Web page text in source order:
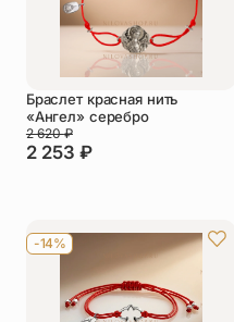
Браслет красная нить
«Ангел» серебро
2 253 ₽
2 620₽
-14%